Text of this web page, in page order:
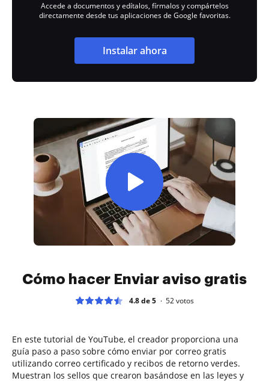
Accede a documentos y edítalos, fírmalos y compártelos
directamente desde tus aplicaciones de Google favoritas.
Instalar ahora
Cómo hacer Enviar aviso gratis
4.8 de 5 52votos
En este tutorial de YouTube, el creador proporciona una
guía paso a paso sobre cómo enviar por correo gratis
utilizando correo certificado y recibos de retorno verdes.
Muestran los sellos que crearon basándose en las leyes y